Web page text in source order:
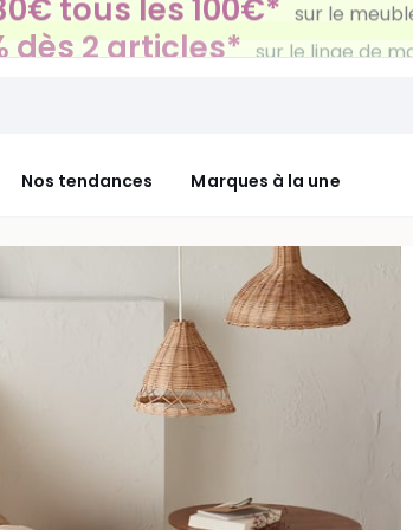
dès 2 articles* sur le linge de
Nos tendances Marques à la une